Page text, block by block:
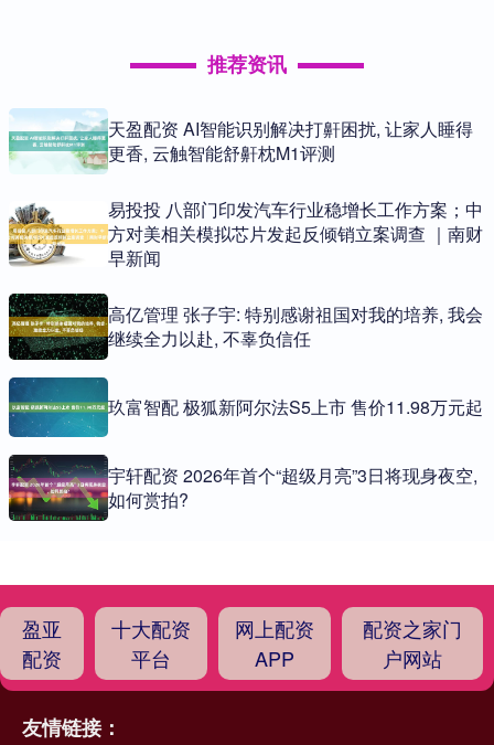
推荐资讯
天盈配资 AI智能识别解决打鼾困扰, 让家人睡得
更香, 云触智能舒鼾枕M1评测
易投投 八部门印发汽车行业稳增长工作方案；中
方对美相关模拟芯片发起反倾销立案调查 ｜南财
早新闻
高亿管理 张子宇: 特别感谢祖国对我的培养, 我会
继续全力以赴, 不辜负信任
玖富智配 极狐新阿尔法S5上市 售价11.98万元起
宇轩配资 2026年首个“超级月亮”3日将现身夜空,
如何赏拍?
盈亚
配资
十大配资
平台
网上配资
APP
配资之家门
户网站
友情链接：